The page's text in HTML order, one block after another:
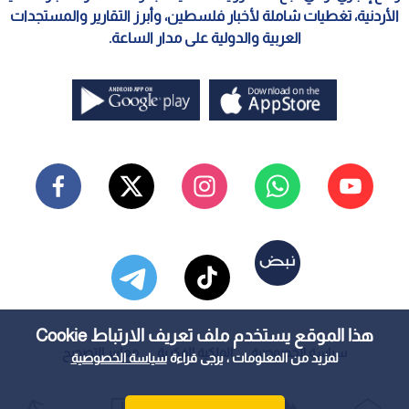
هذا الموقع يستخدم ملف تعريف الارتباط Cookie
لمزيد من المعلومات ، يرجى قراءةسياسة الخصوصية
الأردنية، تغطيات شاملة لأخبار فلسطين، وأبرز التقارير والمستجدات
العربية والدولية على مدار الساعة.
سياسة الخصوصية الملكية الفكرية معايير التصحيح